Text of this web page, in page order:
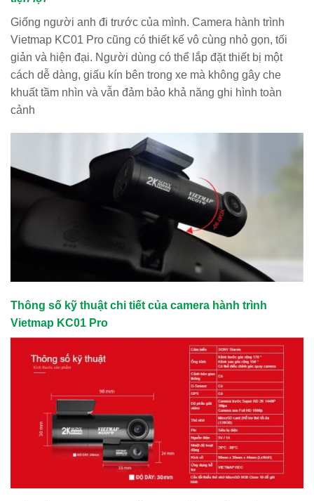
Giống người anh đi trước của mình. Camera hành trình
Vietmap KC01 Pro cũng có thiết kế vô cùng nhỏ gọn, tối
giản và hiện đại. Người dùng có thể lắp đặt thiết bị một
cách dễ dàng, giấu kín bên trong xe mà không gây che
khuất tầm nhìn và vẫn đảm bảo khả năng ghi hình toàn
cảnh
Thông số kỹ thuật chi tiết của camera hành trình
Vietmap KC01 Pro